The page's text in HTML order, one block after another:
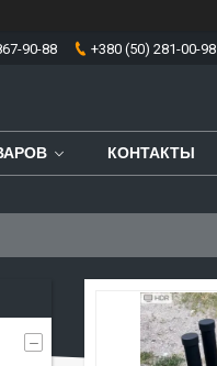
90-88 +380 (50) 281-00-98
КОНТАКТЫ